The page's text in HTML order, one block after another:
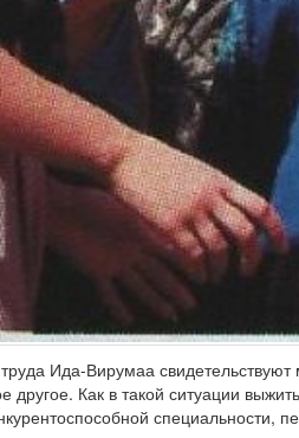
Ида-Вирумаа
другое. Как в такой ситуации
специальности,